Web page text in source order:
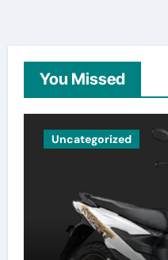
You Missed
Uncategorized